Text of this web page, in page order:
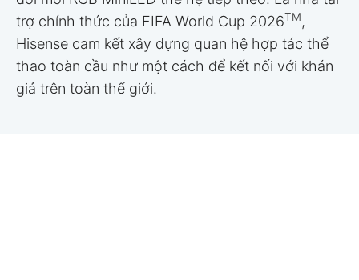
trợ chính thức của FIFA World Cup 2026TM,
Hisense cam kết xây dựng quan hệ hợp tác thể
thao toàn cầu như một cách để kết nối với khán
giả trên toàn thế giới.